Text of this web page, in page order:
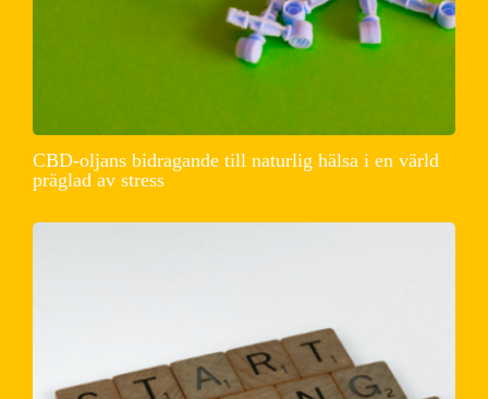
CBD-oljans bidragande till naturlig hälsa i en värld
präglad av stress